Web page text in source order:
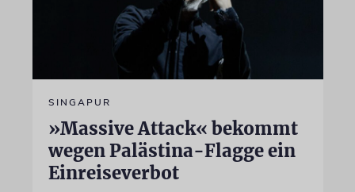
SINGAPUR
»Massive Attack« bekommt
wegen Palästina-Flagge ein
Einreiseverbot